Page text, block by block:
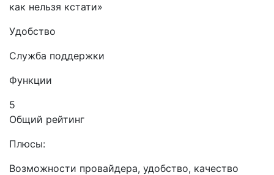
как нельзя кстати»
Удобство
Служба поддержки
Функции
5
Общий рейтинг
Плюсы:
Возможности провайдера, удобство, качество